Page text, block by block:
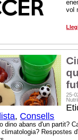
vol
25-
, Consells
dino abans d'un partit?
Respostes